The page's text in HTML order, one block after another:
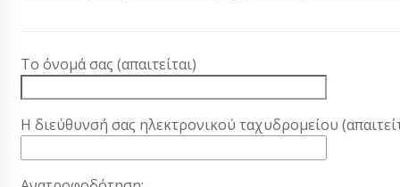
Το όνομά σας (απαιτείται)
Η διεύθυνσή σας ηλεκτρονικού ταχυδρομείου